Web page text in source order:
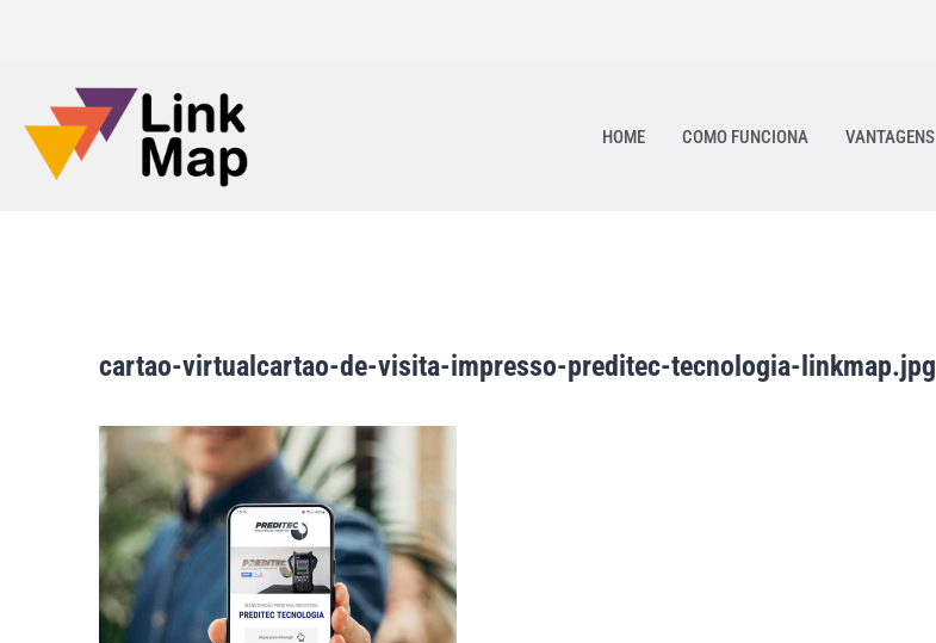
HOME COMO FUNCIONA VANTAGENS
cartao-virtualcartao-de-visita-impresso-preditec-tecnologia-linkmap.jpg